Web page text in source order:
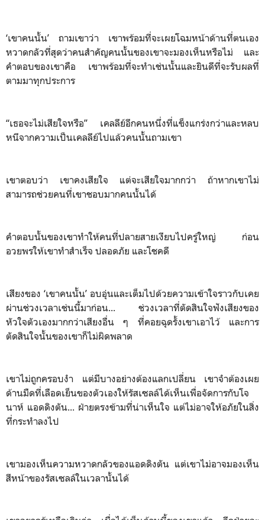
‘เขาคนนั้น’ ถามเขาว่า เขาพร้อมที่จะเผยโฉมหน้าด้านที่ตนเอง
หวาดกลัวที่สุดว่าคนสำคัญคนนั้นของเขาจะมองเห็นหรือไม่ และ
คำตอบของเขาคือ เขาพร้อมที่จะทำเช่นนั้นและยินดีที่จะรับผลที่
ตามมาทุกประการ
“เธอจะไม่เสียใจหรือ” เคลลีย์อีกคนหนึ่งที่แข็งแกร่งกว่าและหลบ
หนีจากความเป็นเคลลีย์ไปแล้วคนนั้นถามเขา
เขาตอบว่า เขาคงเสียใจ แต่จะเสียใจมากกว่า ถ้าหากเขาไม่
สามารถช่วยคนที่เขาชอบมากคนนั้นได้
คำตอบนั้นของเขาทำให้คนที่ปลายสายเงียบไปครู่ใหญ่ ก่อน
อวยพรให้เขาทำสำเร็จ ปลอดภัย และโชคดี
เสียงของ ‘เขาคนนั้น’ อบอุ่นและเต็มไปด้วยความเข้าใจราวกับเคย
ผ่านช่วงเวลาเช่นนี้มาก่อน... ช่วงเวลาที่ตัดสินใจฟังเสียงของ
หัวใจตัวเองมากกว่าเสียงอื่น ๆ ที่คอยฉุดรั้งเขาเอาไว้ และการ
ตัดสินใจนั้นของเขาก็ไม่ผิดพลาด
เขาไม่ถูกครอบงำ แต่มีบางอย่างต้องแลกเปลี่ยน เขาจำต้องเผย
ด้านมืดที่เลือดเย็นของตัวเองให้รัสเซลล์ได้เห็นเพื่อจัดการกับโจ
นาห์ แอดดิงตัน... ฝ่ายตรงข้ามที่น่าเห็นใจ แต่ไม่อาจให้อภัยในสิ่ง
ที่กระทำลงไป
เขามองเห็นความหวาดกลัวของแอดดิงตัน แต่เขาไม่อาจมองเห็น
สีหน้าของรัสเซลล์ในเวลานั้นได้